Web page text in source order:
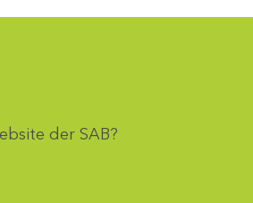
der SAB?